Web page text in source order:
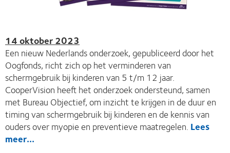
14 oktober 2023
Een nieuw Nederlands onderzoek, gepubliceerd door het
Oogfonds, richt zich op het verminderen van
schermgebruik bij kinderen van 5 t/m 12 jaar.
CooperVision heeft het onderzoek ondersteund, samen
met Bureau Objectief, om inzicht te krijgen in de duur en
timing van schermgebruik bij kinderen en de kennis van
ouders over myopie en preventieve maatregelen. Lees
meer...